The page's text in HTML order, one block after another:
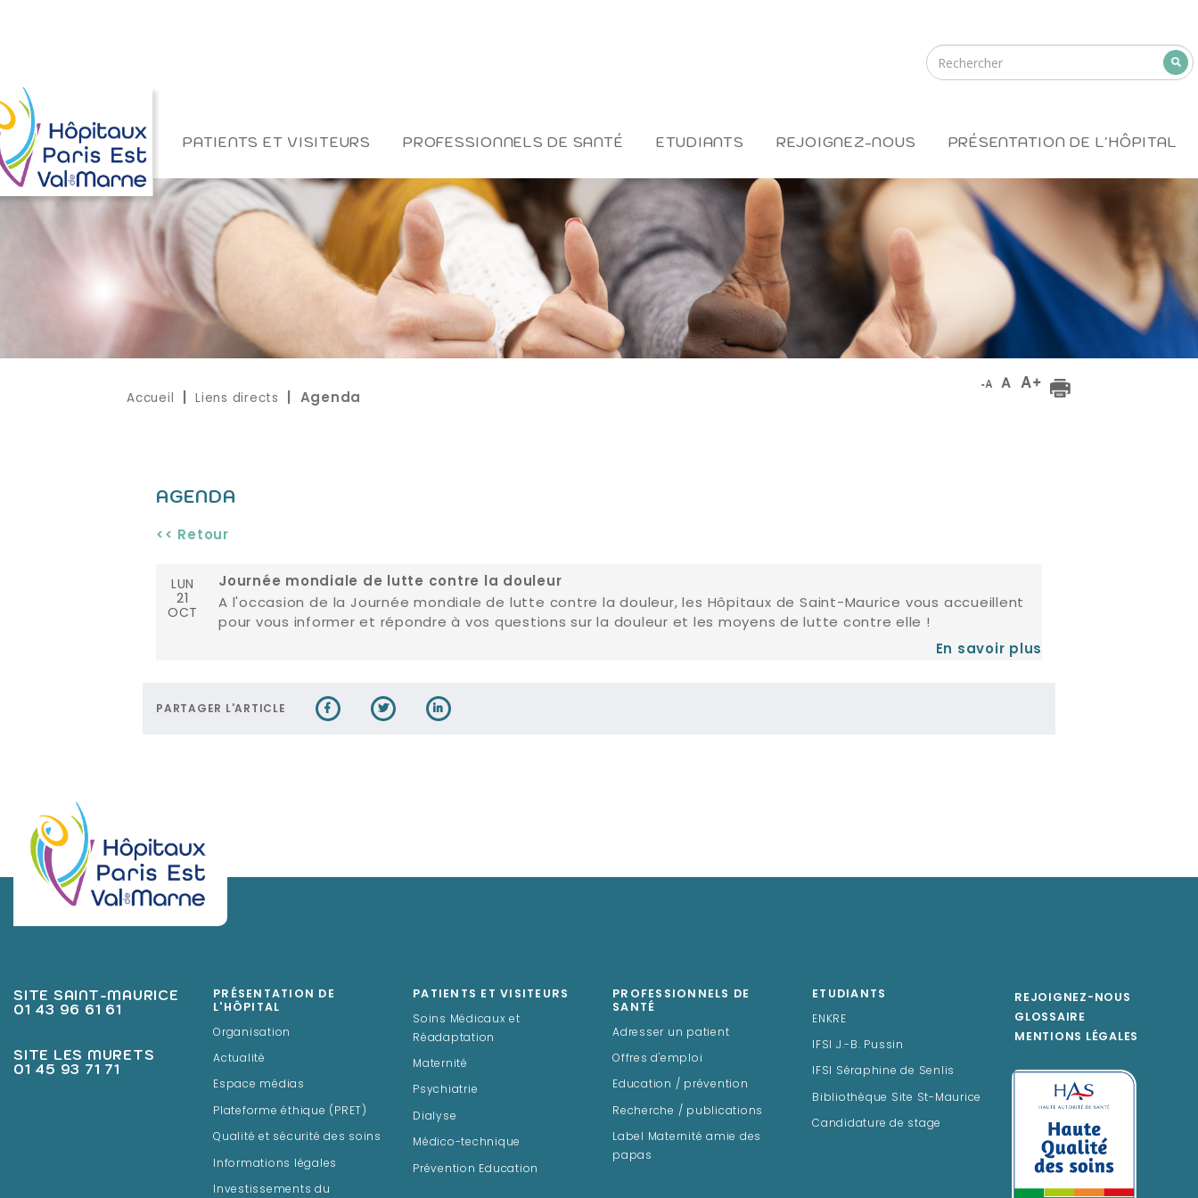
PATIENTS ET VISITEURS PROFESSIONNELS DE SANTÉ ETUDIANTS REJOIGNEZ-NOUS PRÉSENTATION DE L'HÔPITAL
Accueil Liens directs | Agenda
AGENDA
<< Retour
LUN
21
OCT
Journée mondiale de lutte contre la douleur
A l'occasion de la Journée mondiale de lutte contre la douleur, les Hôpitaux de Saint-Maurice vous accueillent
pour vous informer et répondre à vos questions sur la douleur et les moyens de lutte contre elle !
En savoir plus
PARTAGER L'ARTICLE
SITE SAINT-MAURICE
01 43 96 61 61
SITE LES MURETS
01 45 93 71 71
PRÉSENTATION DE
L'HÔPITAL
Organisation
Actualité
Espace médias
Plateforme éthique (PRET)
Qualité et sécurité des soins
Informations légales
Investissements du
PATIENTS ET VISITEURS
Soins Médicaux et
Réadaptation
Maternité
Psychiatrie
Dialyse
Médico-technique
Prévention Education
PROFESSIONNELS DE
SANTÉ
Adresser un patient
Offres d'emploi
Education / prévention
Recherche / publications
Label Maternité amie des
papas
ETUDIANTS
ENKRE
IFSI J.-B. Pussin
IFSI Séraphine de Senlis
Bibliothèque Site St-Maurice
Candidature de stage
REJOIGNEZ-NOUS
GLOSSAIRE
MENTIONS LÉGALES